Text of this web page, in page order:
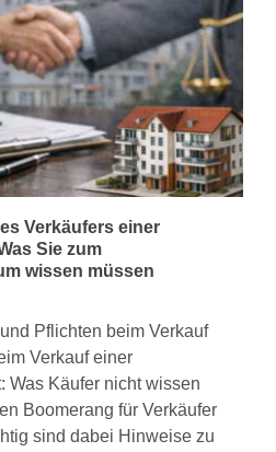
Verkäufers einer
Sie zum
wissen müssen
Pflichten beim Verkauf
Verkauf einer
Was Käufer nicht wissen
Boomerang für Verkäufer
sind dabei Hinweise zu